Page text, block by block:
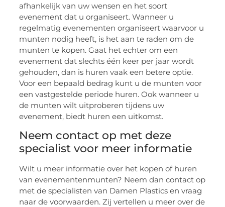
afhankelijk van uw wensen en het soort
evenement dat u organiseert. Wanneer u
regelmatig evenementen organiseert waarvoor u
munten nodig heeft, is het aan te raden om de
munten te kopen. Gaat het echter om een
evenement dat slechts één keer per jaar wordt
gehouden, dan is huren vaak een betere optie.
Voor een bepaald bedrag kunt u de munten voor
een vastgestelde periode huren. Ook wanneer u
de munten wilt uitproberen tijdens uw
evenement, biedt huren een uitkomst.
Neem contact op met deze
specialist voor meer informatie
Wilt u meer informatie over het kopen of huren
van evenementenmunten? Neem dan contact op
met de specialisten van Damen Plastics en vraag
naar de voorwaarden. Zij vertellen u meer over de